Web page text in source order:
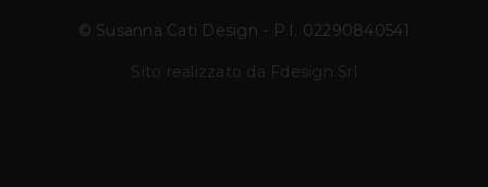
© Susanna Cati Design - P.I. 02290840541
Sito realizzato da Fdesign Srl